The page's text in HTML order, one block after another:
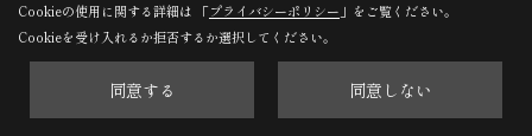
Cookieの使用に関する詳細は 「プライバシーポリシー 」をご覧ください。
Cookieを受け入れるか拒否するか選択してください。
同意する 同意しない